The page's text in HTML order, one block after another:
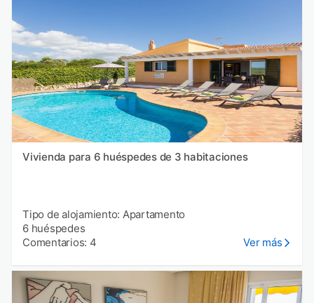
Vivienda para 6 huéspedes de 3 habitaciones
Tipo de alojamiento: Apartamento
6 huéspedes
Comentarios: 4
Ver más